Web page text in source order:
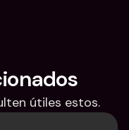
útiles estos.